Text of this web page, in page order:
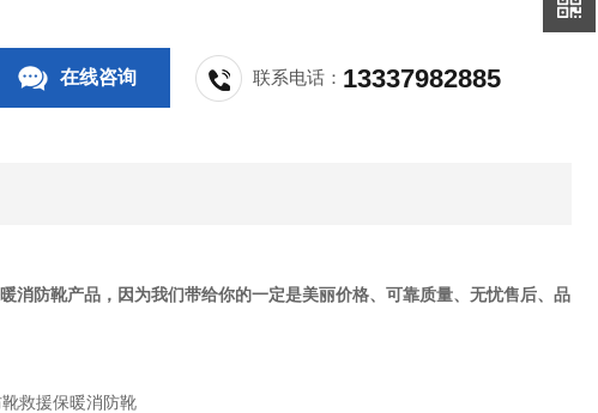
在线咨询 联系电话： 13337982885
消防靴产品，因为我们带给你的一定是美丽价格、可靠质量、无忧售后、品